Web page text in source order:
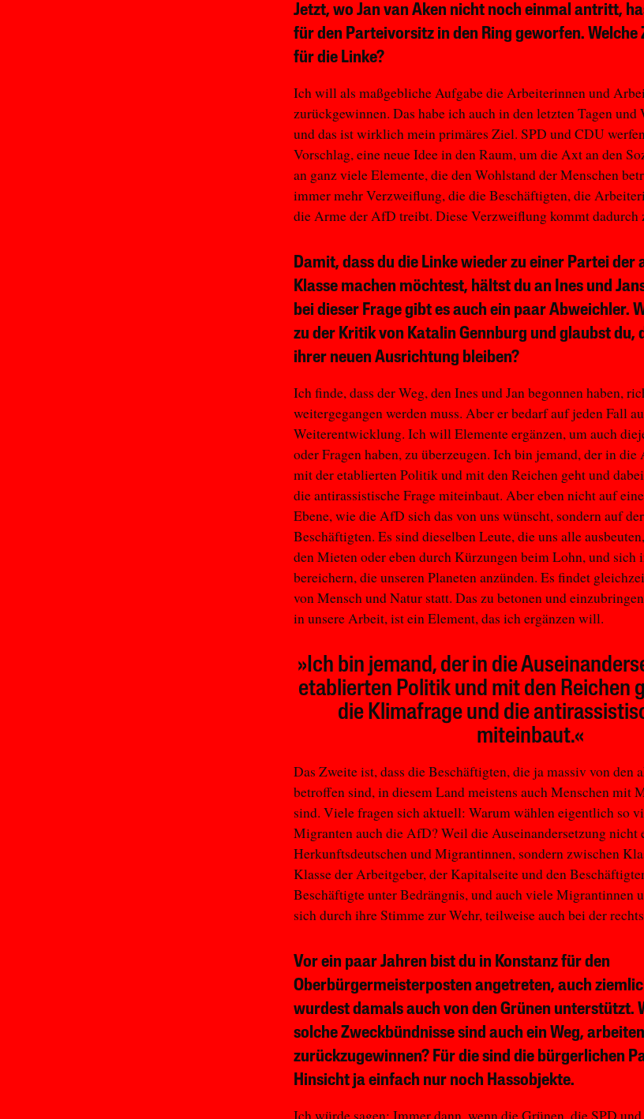
Jetzt, wo Jan van Aken nicht noch einmal antritt,
für den Parteivorsitz in den Ring geworfen. Welche
für die Linke?
Ich will als maßgebliche Aufgabe die Arbeiterinnen und
zurückgewinnen. Das habe ich auch in den letzten Tagen und
und das ist wirklich mein primäres Ziel. SPD und CDU
Vorschlag, eine neue Idee in den Raum, um die Axt an den
an ganz viele Elemente, die den Wohlstand der Menschen
immer mehr Verzweiflung, die die Beschäftigten, die
die Arme der AfD treibt. Diese Verzweiflung kommt dadurch
Damit, dass du die Linke wieder zu einer Partei der
Klasse machen möchtest, hältst du an Ines und
bei dieser Frage gibt es auch ein paar Abweichler.
zu der Kritik von Katalin Gennburg und glaubst du,
ihrer neuen Ausrichtung bleiben?
Ich finde, dass der Weg, den Ines und Jan begonnen haben,
weitergegangen werden muss. Aber er bedarf auf jeden Fall
Weiterentwicklung. Ich will Elemente ergänzen, um auch
oder Fragen haben, zu überzeugen. Ich bin jemand, der in die
mit der etablierten Politik und mit den Reichen geht und
die antirassistische Frage miteinbaut. Aber eben nicht auf
Ebene, wie die AfD sich das von uns wünscht, sondern auf
Beschäftigten. Es sind dieselben Leute, die uns alle
den Mieten oder eben durch Kürzungen beim Lohn, und sich
bereichern, die unseren Planeten anzünden. Es findet
von Mensch und Natur statt. Das zu betonen und
in unsere Arbeit, ist ein Element, das ich ergänzen will.
»Ich bin jemand, der in die
etablierten Politik und mit den Reichen
die Klimafrage und die
miteinbaut.«
Das Zweite ist, dass die Beschäftigten, die ja massiv von den
betroffen sind, in diesem Land meistens auch Menschen mit
sind. Viele fragen sich aktuell: Warum wählen eigentlich so
Migranten auch die AfD? Weil die Auseinandersetzung nicht
Herkunftsdeutschen und Migrantinnen, sondern zwischen
Klasse der Arbeitgeber, der Kapitalseite und den
Beschäftigte unter Bedrängnis, und auch viele Migrantinnen
sich durch ihre Stimme zur Wehr, teilweise auch bei der
Vor ein paar Jahren bist du in Konstanz für den
Oberbürgermeisterposten angetreten, auch
wurdest damals auch von den Grünen unterstützt.
solche Zweckbündnisse sind auch ein Weg,
zurückzugewinnen? Für die sind die bürgerlichen
Hinsicht ja einfach nur noch Hassobjekte.
Ich würde sagen: Immer dann, wenn die Grünen, die SPD und